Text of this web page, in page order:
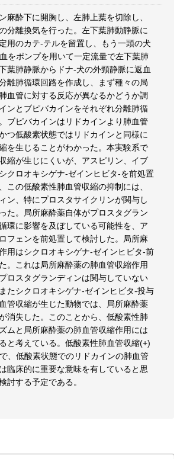
麻酔下に開胸し、左肺上葉を切除し、
分離換気を行った。左下葉肺動静脈に
用のカテ-テルを留置し、もう一頭の犬
をポンプを用いて一定流量で左下葉肺
葉肺静脈からドナ-犬の外頸静脈に返血
離肺循環回路を作成し、まず種々の局
血管に対する反応が異なるかどうか調
ンとブピバカインをそれぞれ分離肺循
ブピバカインはリドカインより肺血管
つ低酸素状態ではリドカインと同様に
を生じることがわかった。本実験系で
縮が生じにくいが、アスピリン、イブ
クロオキシゲナ-ゼインヒビタ-を前処置
この低酸素性肺血管収縮の抑制には、
ン、特にプロスタサイクリンが関与し
た。局所麻酔薬自体がプロスタグラン
環に影響を及ぼしている可能性を、ア
フェンを前処置して検討した。局所麻
用はシクロオキシゲナ-ゼインヒビタ-前
。これは局所麻酔薬の肺血管収縮作用
ロスタグランディンは関与していない
たシクロオキシゲナ-ゼインヒビタ-投与
管収縮が生じた動物では、局所麻酔薬
消失した。このことから、低酸素性肺
ムと局所麻酔薬の肺血管収縮作用には
と考えている。低酸素性肺血管収縮(+)
、低酸素状態でのリドカインの肺血管
臨床的に重要な意味を有していると思
討する予定である。